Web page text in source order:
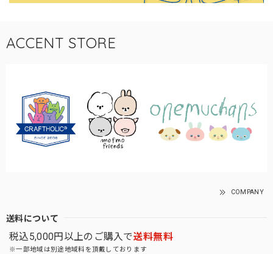
ACCENT STORE
COMPANY
送料について
税込5,000円以上のご購入で送料無料
※一部地域は別途地域料を頂戴しております